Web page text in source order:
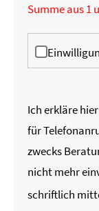
Summe aus 1
Ich erkläre
für
zwecks
nicht mehr
schriftlich